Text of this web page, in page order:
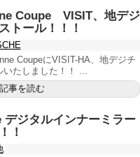
Coupe VISIT、地デジ
トール！！！
CoupeにVISIT-HA、地デジチ
たしました！！ ...
記事を読む
ジタルインナーミラー
！